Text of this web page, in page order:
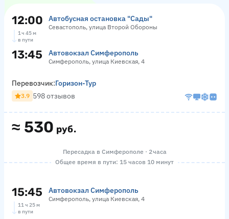
12:00 Автобусная остановка "Сады"
Севастополь, улица Второй Обороны
1 ч 45 м
в пути
13:45 Автовокзал Симферополь
Симферополь, улица Киевская, 4
≈ 530 руб.
Перевозчик:Горизон-Тур
3.9 598 отзывов
Пересадка в Симферополе · 2 часа
Общее время в пути: 15 часов 10 минут
15:45 Автовокзал Симферополь
Симферополь, улица Киевская, 4
11 ч 25 м
в пути